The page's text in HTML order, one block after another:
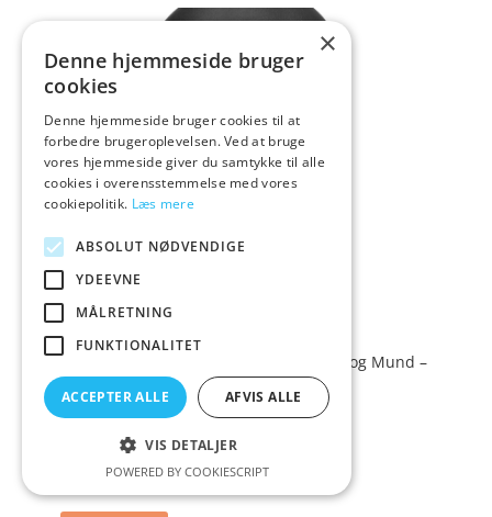
obaie Spandex Maske med Hul tilØjne og Mund –
Sort – One Size
Vurderet
4.3
ud af 5
kr.149,00
×
Denne hjemmeside bruger
cookies
Denne hjemmeside bruger cookies til at
forbedre brugeroplevelsen. Ved at bruge
vores hjemmeside giver du samtykke til alle
cookies i overensstemmelse med vores
cookiepolitik. Læs mere
ABSOLUT NØDVENDIGE
YDEEVNE
MÅLRETNING
FUNKTIONALITET
ACCEPTER ALLE AFVIS ALLE
VIS DETALJER
POWERED BY COOKIESCRIPT